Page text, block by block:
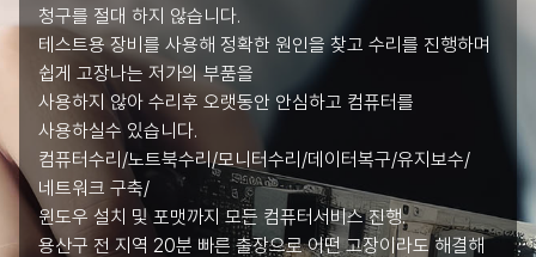
청구를 절대 하지 않습니다.
테스트용 장비를 사용해 정확한 원인을 찾고 수리를 진행하며
쉽게 고장나는 저가의 부품을
사용하지 않아 수리후 오랫동안 안심하고 컴퓨터를
사용하실수 있습니다.
컴퓨터수리/노트북수리/모니터수리/데이터복구/유지보수/
네트워크 구축/
윈도우 설치 및 포맷까지 모든 컴퓨터서비스 진행.
용산구 전 지역 20분 빠른 출장으로 어떤 고장이라도 해결해